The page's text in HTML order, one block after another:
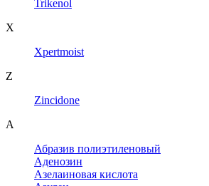
Trikenol
X
Xpertmoist
Z
Zincidone
А
Абразив полиэтиленовый
Аденозин
Азелаиновая кислота